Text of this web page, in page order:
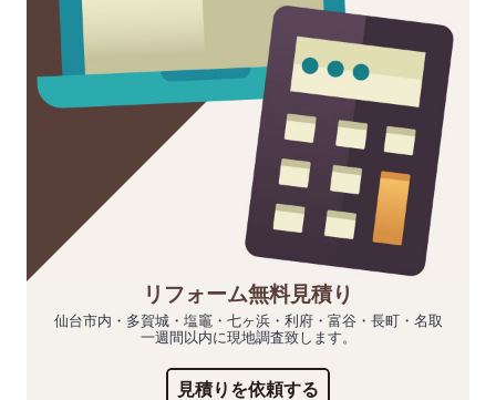
リフォーム無料見積り
仙台市内・多賀城・塩竈・七ヶ浜・利府・富谷・長町・名取
一週間以内に現地調査致します。
見積りを依頼する